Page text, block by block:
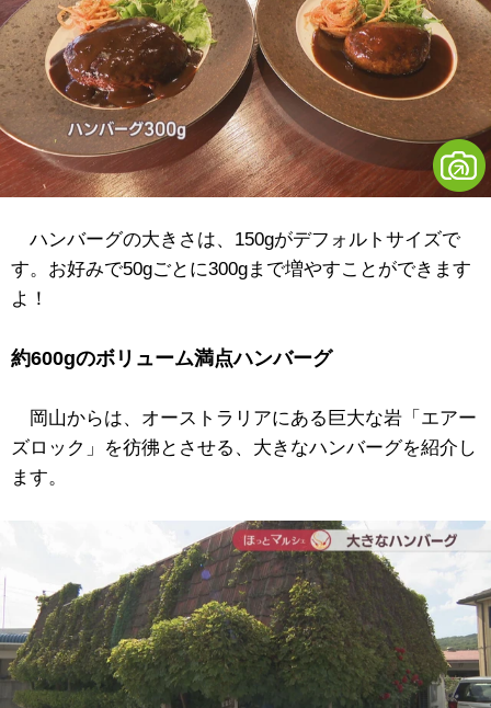
ハンバーグの大きさは、150gがデフォルトサイズで
す。お好みで50gごとに300gまで増やすことができます
よ！
約600gのボリューム満点ハンバーグ
岡山からは、オーストラリアにある巨大な岩「エアー
ズロック」を彷彿とさせる、大きなハンバーグを紹介し
ます。